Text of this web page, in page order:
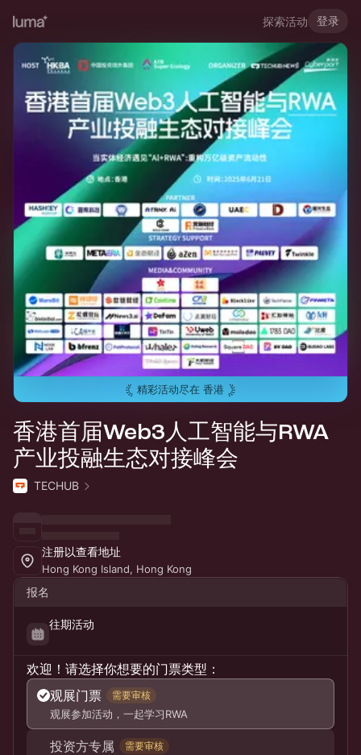
探索活动 登录
精彩活动尽在 香港
香港首届Web3人工智能与RWA
产业投融生态对接峰会
TECHUB
注册以查看地址
Hong Kong Island, Hong Kong
报名
往期活动
欢迎！请选择你想要的门票类型：
观展门票
需要审核
观展参加活动，一起学习RWA
投资方专属 需要审核